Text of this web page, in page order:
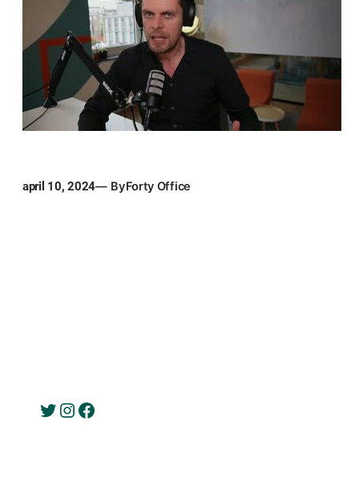
april 10, 2024— ByForty Office
Twitter Instagram Facebook